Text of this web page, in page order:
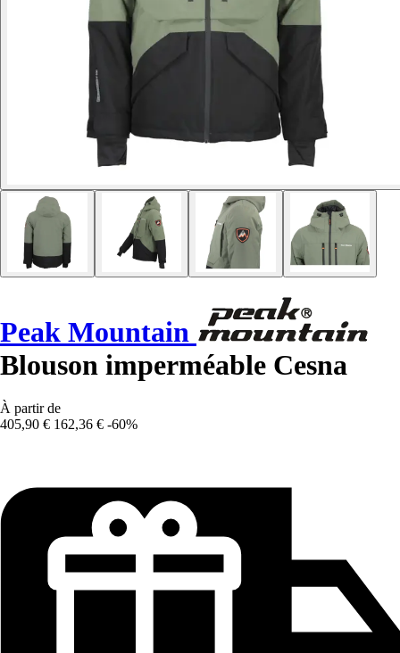
Peak Mountain
Blouson imperméable Cesna
À partir de
405,90 € 162,36 € -60%